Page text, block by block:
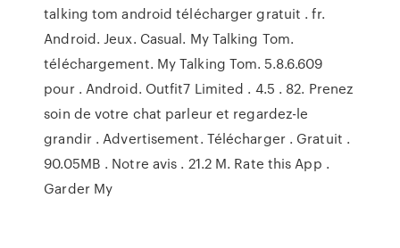
talking tom android télécharger gratuit . fr.
Android. Jeux. Casual. My Talking Tom.
téléchargement. My Talking Tom. 5.8.6.609
pour . Android. Outfit7 Limited . 4.5 . 82. Prenez
soin de votre chat parleur et regardez-le
grandir . Advertisement. Télécharger . Gratuit .
90.05MB . Notre avis . 21.2 M. Rate this App .
Garder My